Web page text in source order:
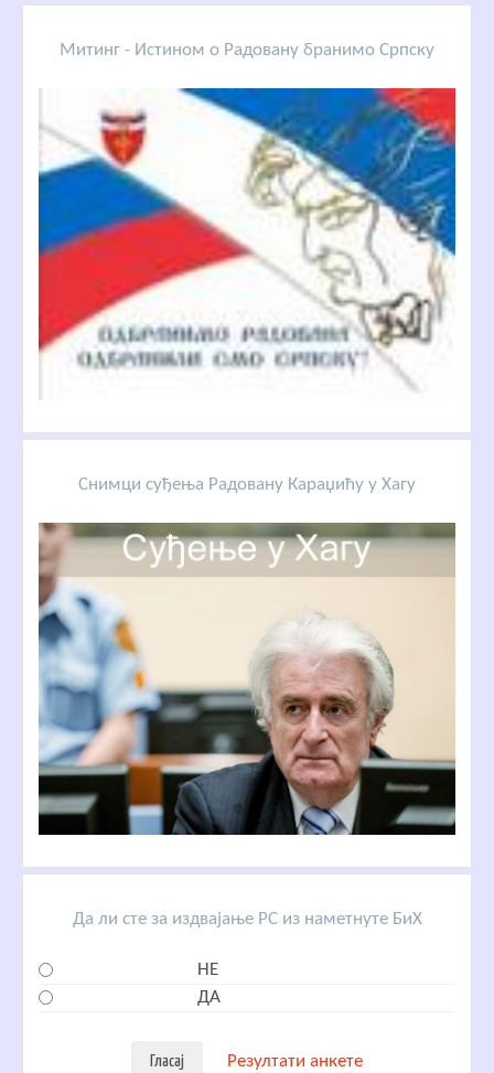
Митинг - Истином о Радовану бранимо Српску
Снимци суђења Радовану Караџићу у Хагу
Да ли сте за издвајање РС из наметнуте БиХ
НЕ
ДА
Резултати анкете